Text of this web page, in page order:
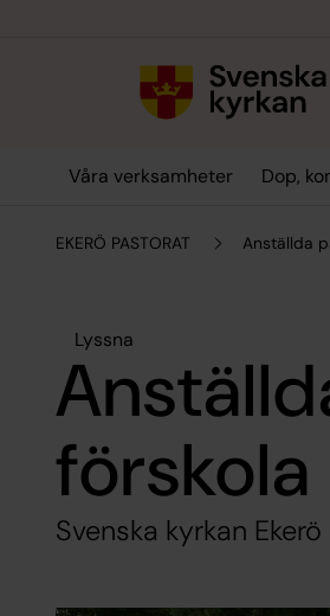
Våra verksamheter Dop,
EKERÖ PASTORAT Anställda
Lyssna
förskola
Svenska kyrkan